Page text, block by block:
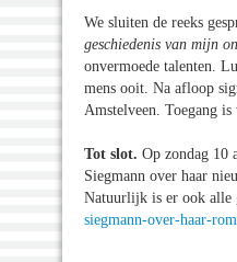
We sluiten de reeks
geschiedenis van mijn
onvermoede talenten.
mens ooit. Na afloop
Amstelveen. Toegang
Tot slot. Op zondag 10
Siegmann over haar
Natuurlijk is er ook alle
siegmann-over-haar-